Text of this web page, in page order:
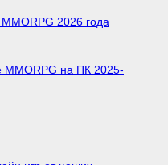
2026 года
на ПК 2025-